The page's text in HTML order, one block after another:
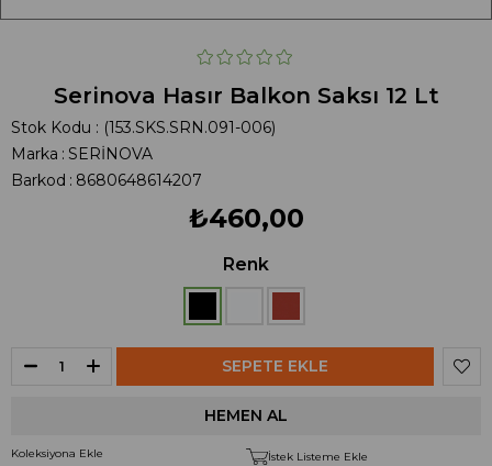
Serinova Hasır Balkon Saksı 12 Lt
Stok Kodu
(153.SKS.SRN.091-006)
Marka : SERİNOVA
Barkod : 8680648614207
₺460,00
Renk
Koleksiyona Ekle
İstek Listeme Ekle